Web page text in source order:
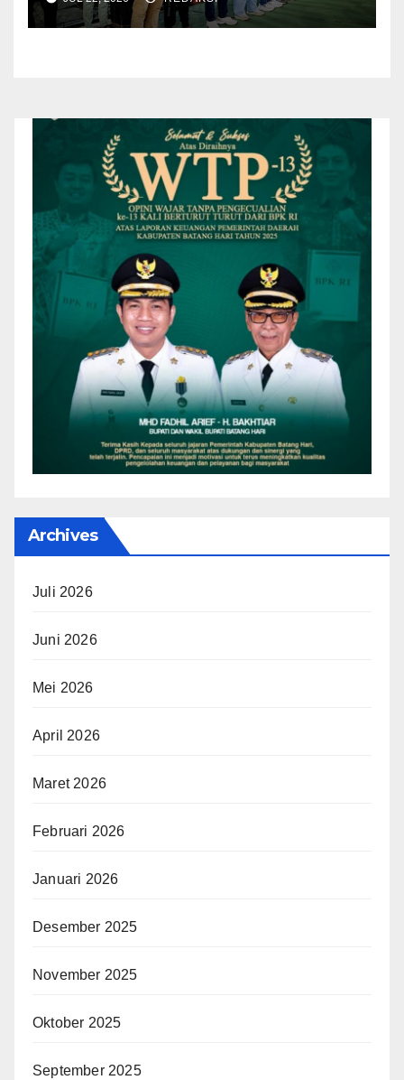
Archives
Juli 2026
Juni 2026
Mei 2026
April 2026
Maret 2026
Februari 2026
Januari 2026
Desember 2025
November 2025
Oktober 2025
September 2025